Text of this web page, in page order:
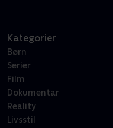
Kategorier
Børn
Serier
Film
Dokumentar
Reality
Livsstil